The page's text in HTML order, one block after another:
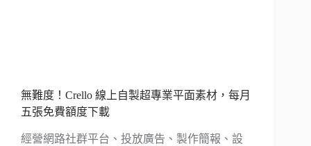
無難度！Crello 線上自製超專業平面素材，每月
五張免費額度下載
經營網路社群平台、投放廣告、製作簡報、設